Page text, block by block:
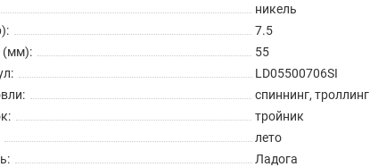
никель
7.5
(мм):
55
LD05500706SI
спиннинг, троллинг
тройник
лето
Ладога